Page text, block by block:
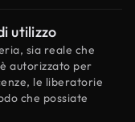
utilizzo
sia reale che
autorizzato per
le liberatorie
che possiate